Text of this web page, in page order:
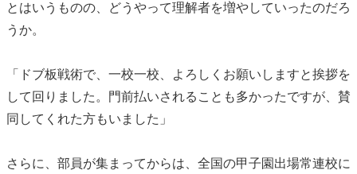
とはいうものの、どうやって理解者を増やしていったのだろ
うか。
「ドブ板戦術で、一校一校、よろしくお願いしますと挨拶を
して回りました。門前払いされることも多かったですが、賛
同してくれた方もいました」
さらに、部員が集まってからは、全国の甲子園出場常連校に